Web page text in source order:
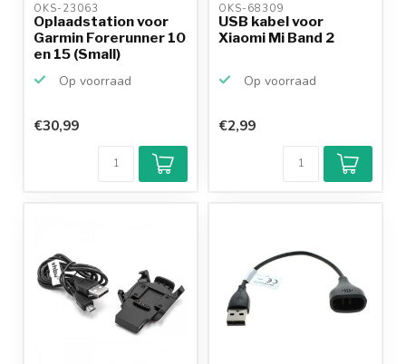
OKS-23063
Oplaadstation voor
Garmin Forerunner 10
en 15 (Small)
Op voorraad
€30,99
OKS-68309
USB kabel voor
Xiaomi Mi Band 2
Op voorraad
€2,99